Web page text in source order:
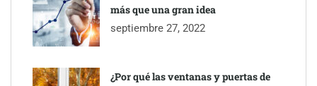
más que una gran idea
septiembre 27, 2022
¿Por qué las ventanas y puertas de